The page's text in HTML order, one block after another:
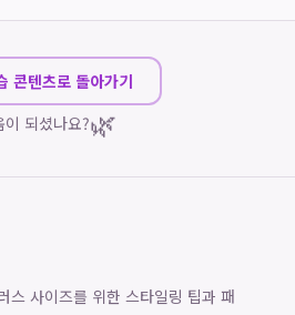
콘텐츠로 돌아가기
이 되셨나요?🌿
스 사이즈를 위한 스타일링 팁과 패